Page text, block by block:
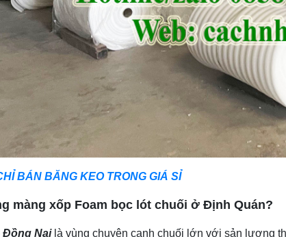
BÁN BĂNG KEO TRONG GIÁ SỈ
màng xốp Foam bọc lót chuối ở Định Quán?
Đồng Nailà vùng chuyên canh chuối lớn với sản lượng